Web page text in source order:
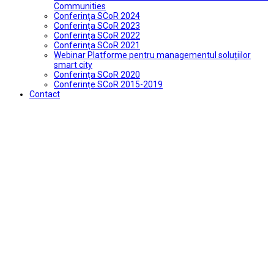
Communities
Conferinţa SCoR 2024
Conferinţa SCoR 2023
Conferinţa SCoR 2022
Conferinţa SCoR 2021
Webinar Platforme pentru managementul soluțiilor
smart city
Conferinţa SCoR 2020
Conferințe SCoR 2015-2019
Contact